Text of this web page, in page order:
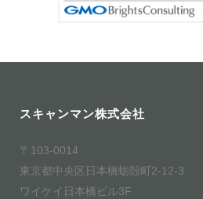
スキャンマン株式会社
〒103-0014
東京都中央区日本橋蛎殻町2-12-3
ワイケイ日本橋ビル3F